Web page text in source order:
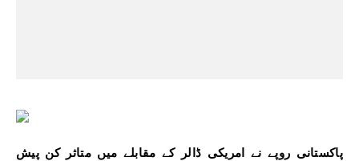
پاکستانی روپے نے امریکی ڈالر کے مقابلے میں متاثر کن پیش